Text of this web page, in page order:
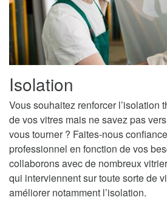
Isolation
Vous souhaitez renforcer l’isolation
de vos vitres mais ne savez pas
vous tourner ? Faites-nous
professionnel en fonction de vos
collaborons avec de nombreux
qui interviennent sur toute sorte de
améliorer notamment l’isolation.